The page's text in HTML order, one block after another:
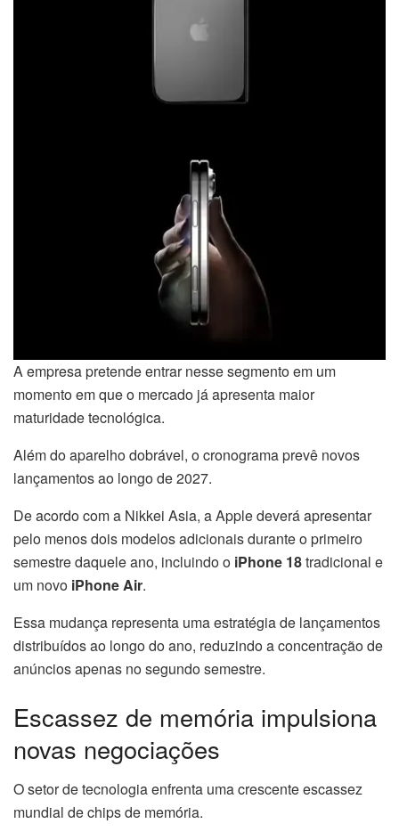
A empresa pretende entrar nesse segmento em um
momento em que o mercado já apresenta maior
maturidade tecnológica.
Além do aparelho dobrável, o cronograma prevê novos
lançamentos ao longo de 2027.
De acordo com a Nikkei Asia, a Apple deverá apresentar
pelo menos dois modelos adicionais durante o primeiro
semestre daquele ano, incluindo o iPhone 18tradicional e
um novo iPhone Air.
Essa mudança representa uma estratégia de lançamentos
distribuídos ao longo do ano, reduzindo a concentração de
anúncios apenas no segundo semestre.
Escassez de memória impulsiona
novas negociações
O setor de tecnologia enfrenta uma crescente escassez
mundial de chips de memória.